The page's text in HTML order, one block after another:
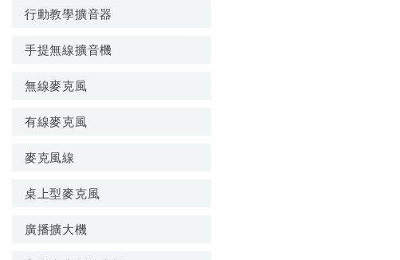
行動教學擴音器
手提無線擴音機
無線麥克風
有線麥克風
麥克風線
桌上型麥克風
廣播擴大機